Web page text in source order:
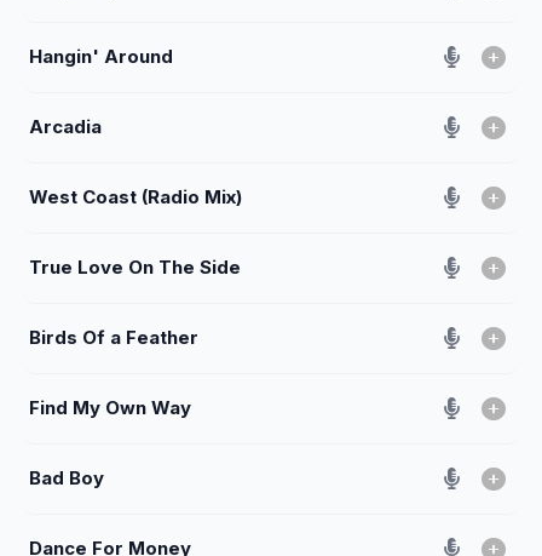
Hangin' Around
Arcadia
West Coast (Radio Mix)
True Love On The Side
Birds Of a Feather
Find My Own Way
Bad Boy
Dance For Money